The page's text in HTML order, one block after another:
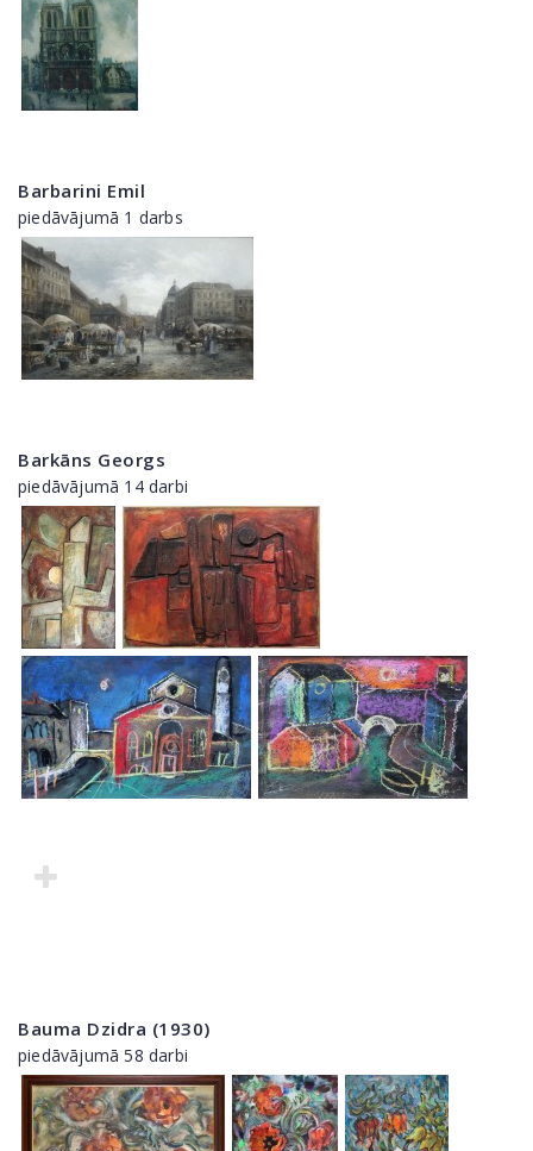
Barbarini Emil
piedāvājumā 1 darbs
Barkāns Georgs
piedāvājumā 14 darbi
Bauma Dzidra (1930)
piedāvājumā 58 darbi